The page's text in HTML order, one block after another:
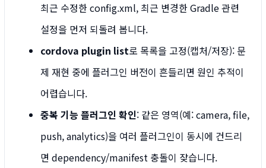
최근 수정한 config.xml, 최근 변경한 Gradle 관련
설정을 먼저 되돌려 봅니다.
cordova plugin list로 목록을 고정(캡처/저장): 문
제 재현 중에 플러그인 버전이 흔들리면 원인 추적이
어렵습니다.
중복 기능 플러그인 확인: 같은 영역(예: camera, file,
push, analytics)을 여러 플러그인이 동시에 건드리
면 dependency/manifest 충돌이 잦습니다.